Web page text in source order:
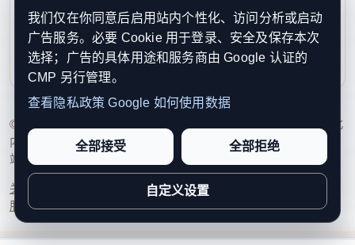
contact@xinouzhou.com
服务支持、版权与合作：工作日优先处理站务、投稿与权
利通知
© 2026 新欧洲·欧洲头条. All Rights Reserved. 本网站持续优化
内容透明度、联系方式与用户权利说明，以提升品牌信任感和
站点完整度。
关于我们 编辑规范日期归档隐私政策
服务条款联系我们
我们仅在你同意后启用站内个性化、访问分析或启动
广告服务。必要 Cookie 用于登录、安全及保存本次
选择；广告的具体用途和服务商由 Google 认证的
CMP 另行管理。
查看隐私政策 Google 如何使用数据
全部接受 全部拒绝
自定义设置